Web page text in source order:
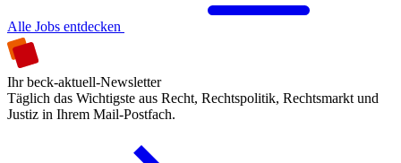
Alle Jobs entdecken
Ihr beck-aktuell-Newsletter
Täglich das Wichtigste aus Recht, Rechtspolitik, Rechtsmarkt und
Justiz in Ihrem Mail-Postfach.